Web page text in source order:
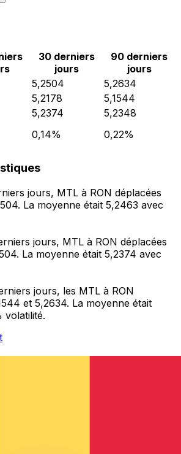
30 derniers
jours
90 derniers
jours
5,2504
5,2634
5,2178
5,1544
5,2374
5,2348
0,14% 0,22%
jours, MTL à RON déplacées
La moyenne était 5,2463 avec
jours, MTL à RON déplacées
La moyenne était 5,2374 avec
jours, les MTL à RON
et 5,2634. La moyenne était
volatilité.